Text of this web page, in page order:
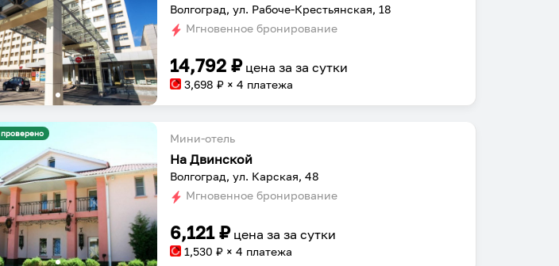
Волгоград, ул. Рабоче-Крестьянская, 18
Мгновенное бронирование
14,792 ₽ цена заза сутки
3,698 ₽ × 4 платежа
Мини-отель
На Двинской
Волгоград, ул. Карская, 48
Мгновенное бронирование
6,121₽ цена заза сутки
1,530 ₽ × 4 платежа